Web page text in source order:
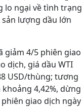
lo ngại về tình trạng
lượng dầu lớn
giảm 4/5 phiên giao
dịch, giá dầu WTI
USD/thùng; tương
4,42%, dừng
giao dịch ngày